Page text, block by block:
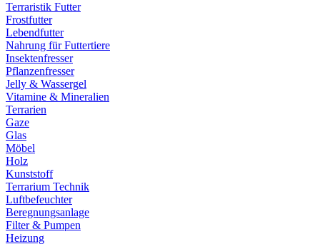
Terraristik Futter
Frostfutter
Lebendfutter
Nahrung für Futtertiere
Insektenfresser
Pflanzenfresser
Jelly & Wassergel
Vitamine & Mineralien
Terrarien
Gaze
Glas
Möbel
Holz
Kunststoff
Terrarium Technik
Luftbefeuchter
Beregnungsanlage
Filter & Pumpen
Heizung